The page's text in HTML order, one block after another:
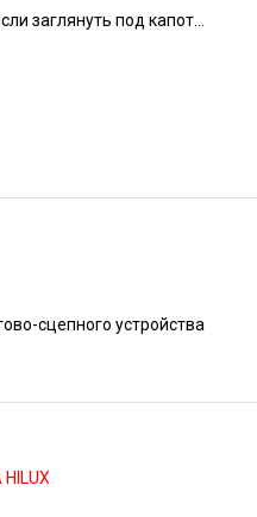
заглянуть под капот...
сцепного устройства